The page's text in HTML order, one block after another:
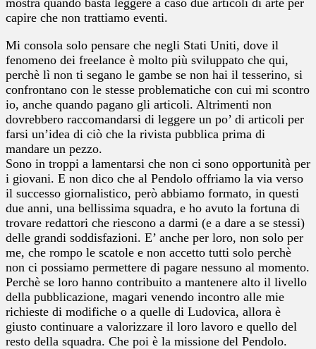
capire che non trattiamo eventi.
Mi consola solo pensare che negli Stati Uniti, dove il
fenomeno dei freelance è molto più sviluppato che qui,
perchè lì non ti segano le gambe se non hai il tesserino, si
confrontano con le stesse problematiche con cui mi scontro
io, anche quando pagano gli articoli. Altrimenti non
dovrebbero raccomandarsi di leggere un po’ di articoli per
farsi un’idea di ciò che la rivista pubblica prima di
mandare un pezzo.
Sono in troppi a lamentarsi che non ci sono opportunità per
i giovani. E non dico che al Pendolo offriamo la via verso
il successo giornalistico, però abbiamo formato, in questi
due anni, una bellissima squadra, e ho avuto la fortuna di
trovare redattori che riescono a darmi (e a dare a se stessi)
delle grandi soddisfazioni. E’ anche per loro, non solo per
me, che rompo le scatole e non accetto tutti solo perchè
non ci possiamo permettere di pagare nessuno al momento.
Perchè se loro hanno contribuito a mantenere alto il livello
della pubblicazione, magari venendo incontro alle mie
richieste di modifiche o a quelle di Ludovica, allora è
giusto continuare a valorizzare il loro lavoro e quello del
resto della squadra. Che poi è la missione del Pendolo.